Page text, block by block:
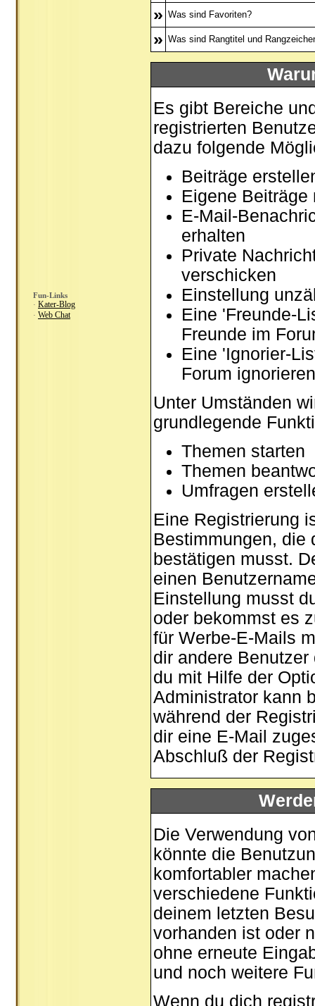
Fun-Links
· Kater-Blog
· Web Chat
» Was sind Favoriten?
» Was sind Rangtitel und
Es gibt Bereiche
registrierten
dazu folgende
Beiträge
Eigene
E-Mail-
erhalten
Private
verschicken
Einstellung
Eine 'Freunde-
Freunde im
Eine 'Ignorier-
Forum
Unter Umständen
grundlegende
Themen starten
Themen
Umfragen
Eine Registrierung
Bestimmungen, die
bestätigen musst.
einen
Einstellung musst
oder bekommst es
für Werbe-E-Mails
dir andere
du mit Hilfe der
Administrator kann
während der
dir eine E-Mail
Abschluß der
Die Verwendung
könnte die
komfortabler
verschiedene
deinem letzten
vorhanden ist oder
ohne erneute
und noch weitere
Wenn du dich